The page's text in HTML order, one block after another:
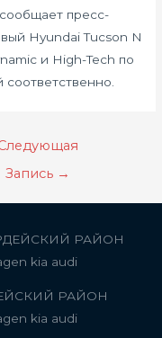
пресс-
Hyundai Tucson N
и High-Tech по
Запись →
РАЙОН
kia audi
РАЙОН
kia audi